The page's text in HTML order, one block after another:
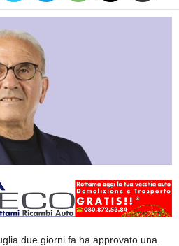
due giorni fa ha approvato una